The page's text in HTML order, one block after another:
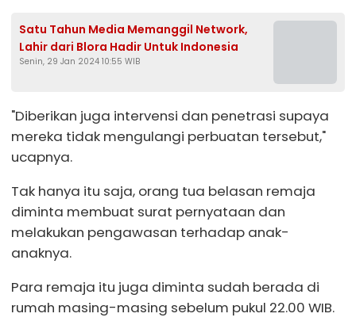
Satu Tahun Media Memanggil Network,
Lahir dari Blora Hadir Untuk Indonesia
Senin, 29 Jan 2024 10:55 WIB
"Diberikan juga intervensi dan penetrasi supaya
mereka tidak mengulangi perbuatan tersebut,"
ucapnya.
Tak hanya itu saja, orang tua belasan remaja
diminta membuat surat pernyataan dan
melakukan pengawasan terhadap anak-
anaknya.
Para remaja itu juga diminta sudah berada di
rumah masing-masing sebelum pukul 22.00 WIB.